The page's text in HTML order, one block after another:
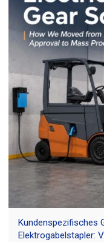
Kundenspezifisches
Elektrogabelstapler: